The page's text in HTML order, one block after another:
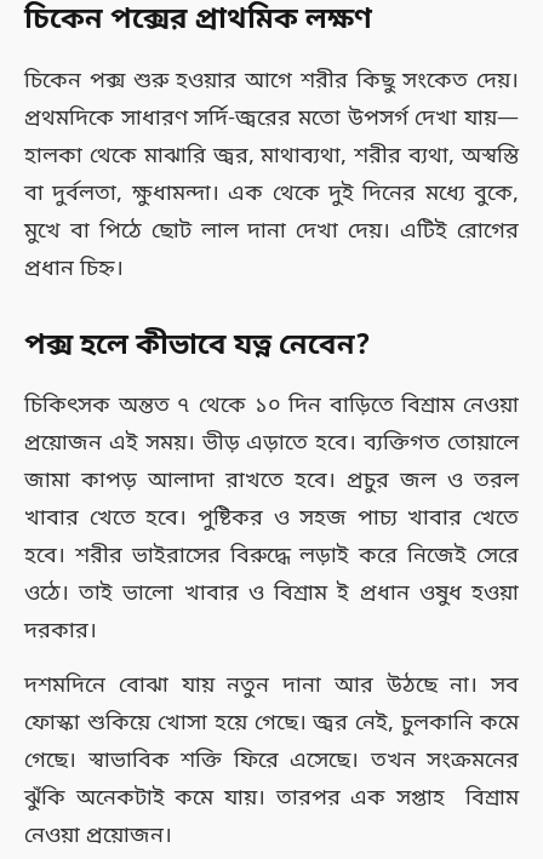
চিকেন পক্সের প্রাথমিক লক্ষণ
চিকেন পক্স শুরু হওয়ার আগে শরীর কিছু সংকেত দেয়।
প্রথমদিকে সাধারণ সর্দি-জ্বরের মতো উপসর্গ দেখা যায়—
হালকা থেকে মাঝারি জ্বর, মাথাব্যথা, শরীর ব্যথা, অস্বস্তি
বা দুর্বলতা, ক্ষুধামন্দা। এক থেকে দুই দিনের মধ্যে বুকে,
মুখে বা পিঠে ছোট লাল দানা দেখা দেয়। এটিই রোগের
প্রধান চিহ্ন।
পক্স হলে কীভাবে যত্ন নেবেন?
চিকিৎসক অন্তত ৭ থেকে ১০ দিন বাড়িতে বিশ্রাম নেওয়া
প্রয়োজন এই সময়। ভীড় এড়াতে হবে। ব্যক্তিগত তোয়ালে
জামা কাপড় আলাদা রাখতে হবে। প্রচুর জল ও তরল
খাবার খেতে হবে। পুষ্টিকর ও সহজ পাচ্য খাবার খেতে
হবে। শরীর ভাইরাসের বিরুদ্ধে লড়াই করে নিজেই সেরে
ওঠে। তাই ভালো খাবার ও বিশ্রাম ই প্রধান ওষুধ হওয়া
দরকার।
দশমদিনে বোঝা যায় নতুন দানা আর উঠছে না। সব
ফোস্কা শুকিয়ে খোসা হয়ে গেছে। জ্বর নেই, চুলকানি কমে
গেছে। স্বাভাবিক শক্তি ফিরে এসেছে। তখন সংক্রমনের
ঝুঁকি অনেকটাই কমে যায়। তারপর এক সপ্তাহ বিশ্রাম
নেওয়া প্রয়োজন।